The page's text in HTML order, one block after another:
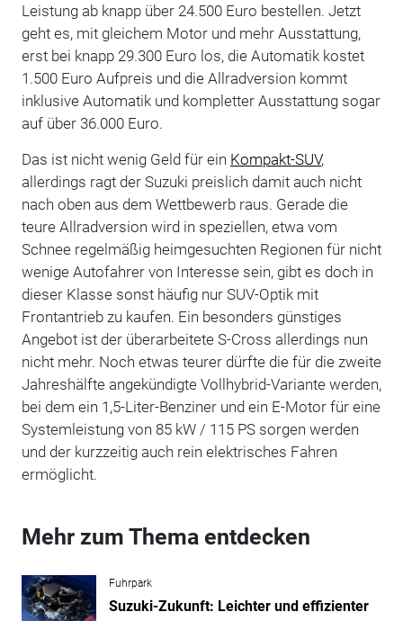
Leistung ab knapp über 24.500 Euro bestellen. Jetzt
geht es, mit gleichem Motor und mehr Ausstattung,
erst bei knapp 29.300 Euro los, die Automatik kostet
1.500 Euro Aufpreis und die Allradversion kommt
inklusive Automatik und kompletter Ausstattung sogar
auf über 36.000 Euro.
Das ist nicht wenig Geld für ein Kompakt-SUV,
allerdings ragt der Suzuki preislich damit auch nicht
nach oben aus dem Wettbewerb raus. Gerade die
teure Allradversion wird in speziellen, etwa vom
Schnee regelmäßig heimgesuchten Regionen für nicht
wenige Autofahrer von Interesse sein, gibt es doch in
dieser Klasse sonst häufig nur SUV-Optik mit
Frontantrieb zu kaufen. Ein besonders günstiges
Angebot ist der überarbeitete S-Cross allerdings nun
nicht mehr. Noch etwas teurer dürfte die für die zweite
Jahreshälfte angekündigte Vollhybrid-Variante werden,
bei dem ein 1,5-Liter-Benziner und ein E-Motor für eine
Systemleistung von 85 kW / 115 PS sorgen werden
und der kurzzeitig auch rein elektrisches Fahren
ermöglicht.
Mehr zum Thema entdecken
Fuhrpark
Suzuki-Zukunft: Leichter und effizienter